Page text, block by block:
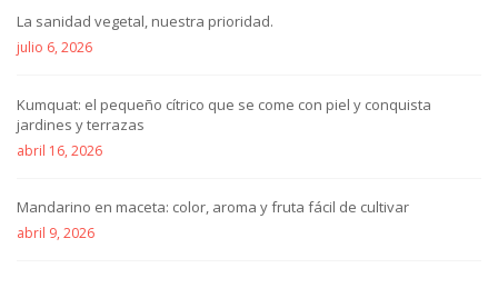
La sanidad vegetal, nuestra prioridad.
julio 6, 2026
Kumquat: el pequeño cítrico que se come con piel y conquista
jardines y terrazas
abril 16, 2026
Mandarino en maceta: color, aroma y fruta fácil de cultivar
abril 9, 2026